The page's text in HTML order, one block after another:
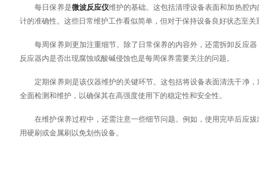
每日保养是微波反应仪维护的基础。这包括清理设备表面和加热腔
计的准确性。这些日常维护工作看似简单，但对于保持设备良好状态至关
每周保养则更加注重细节。除了日常保养的内容外，还需拆卸反应器
反应器内是否出现腐蚀或酸碱侵蚀也是每周保养需要关注的问题。
定期保养则是该仪器维护的关键环节。这包括将设备表面清洗干净，
全面检测和维护，以确保其在高强度使用下的稳定性和安全性。
在维护保养过程中，还需注意一些细节问题。例如，使用完毕后应拔
用硬刷或金属刷以免划伤设备。